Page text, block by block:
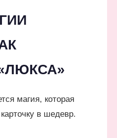
магия, которая
в шедевр.